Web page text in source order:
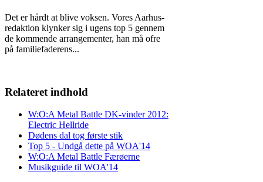
Det er hårdt at blive voksen. Vores Aarhus-
redaktion klynker sig i ugens top 5 gennem
de kommende arrangementer, han må ofre
på familiefaderens...
Relateret indhold
W:O:A Metal Battle DK-vinder 2012:
Electric Hellride
Dødens dal tog første stik
Top 5 - Undgå dette på WOA'14
W:O:A Metal Battle Færøerne
Musikguide til WOA'14